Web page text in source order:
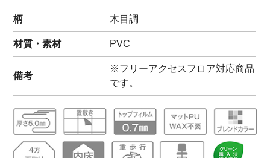
柄 木目調
材質・素材 PVC
備考
※フリーアクセスフロア対応商品
です。